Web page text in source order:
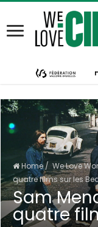
Home / We Love
quatre films sur les
Sam
quatre